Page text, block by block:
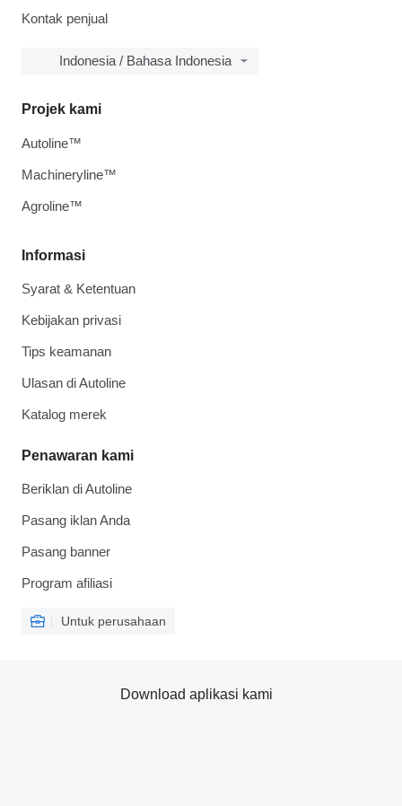
Kontak penjual
Indonesia / Bahasa Indonesia
Informasi
Syarat & Ketentuan
Kebijakan privasi
Tips keamanan
Ulasan di Autoline
Katalog merek
Penawaran kami
Beriklan di Autoline
Pasang iklan Anda
Pasang banner
Program afiliasi
Untuk perusahaan
Projek kami
Autoline™
Machineryline™
Agroline™
Download aplikasi kami